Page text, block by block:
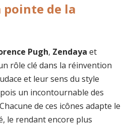
pointe de la
Pugh, Zendaya et
rôle clé dans la réinvention
et leur sens du style
un incontournable des
de ces icônes adapte le
le rendant encore plus